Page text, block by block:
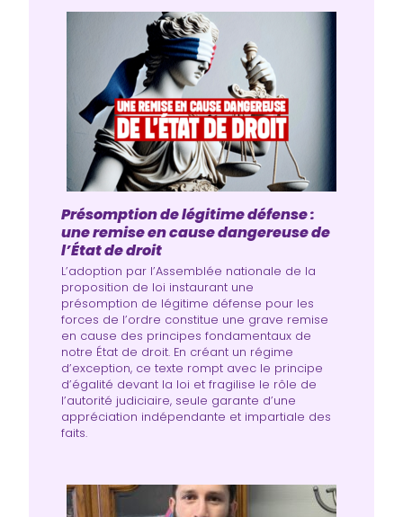
Présomption de légitime défense :
une remise en cause dangereuse de
l’État de droit
L’adoption par l’Assemblée nationale de la
proposition de loi instaurant une
présomption de légitime défense pour les
forces de l’ordre constitue une grave remise
en cause des principes fondamentaux de
notre État de droit. En créant un régime
d’exception, ce texte rompt avec le principe
d’égalité devant la loi et fragilise le rôle de
l’autorité judiciaire, seule garante d’une
appréciation indépendante et impartiale des
faits.